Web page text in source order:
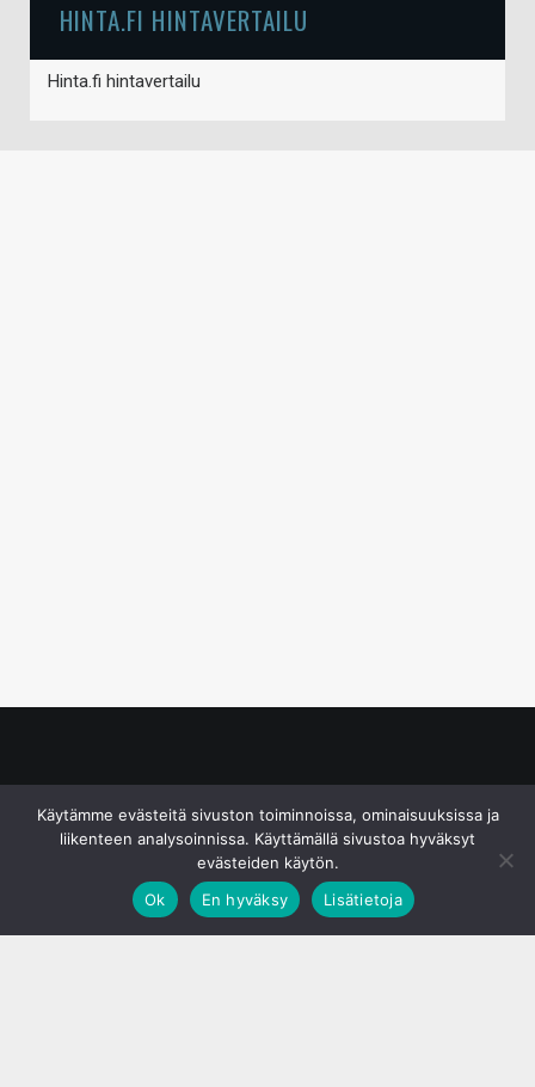
HINTA.FI HINTAVERTAILU
Hinta.fi hintavertailu
Käytämme evästeitä sivuston toiminnoissa, ominaisuuksissa ja
liikenteen analysoinnissa. Käyttämällä sivustoa hyväksyt
evästeiden käytön.
Ok
En hyväksy Lisätietoja